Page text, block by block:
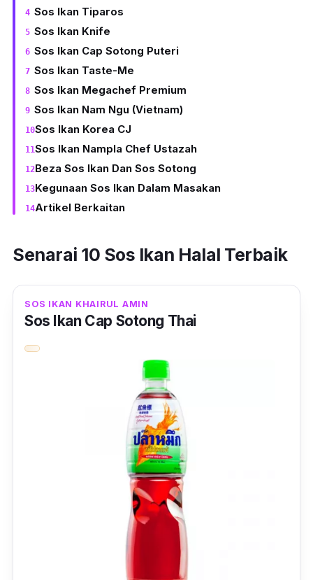
Sos Ikan Tiparos
Sos Ikan Knife
Sos Ikan Cap Sotong Puteri
Sos Ikan Taste-Me
Sos Ikan Megachef Premium
Sos Ikan Nam Ngu (Vietnam)
Sos Ikan Korea CJ
Sos Ikan Nampla Chef Ustazah
Beza Sos Ikan Dan Sos Sotong
Kegunaan Sos Ikan Dalam Masakan
Artikel Berkaitan
Senarai 10 Sos Ikan Halal Terbaik
SOS IKAN KHAIRUL AMIN
Sos Ikan Cap Sotong Thai